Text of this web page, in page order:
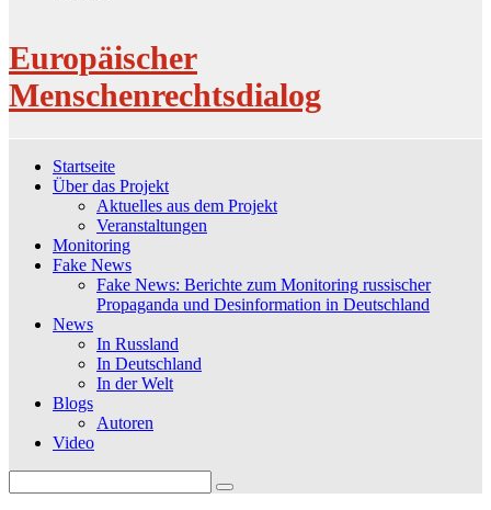
Europäischer
Menschenrechtsdialog
Startseite
Über das Projekt
Aktuelles aus dem Projekt
Veranstaltungen
Monitoring
Fake News
Fake News: Berichte zum Monitoring russischer
Propaganda und Desinformation in Deutschland
News
In Russland
In Deutschland
In der Welt
Blogs
Autoren
Video
for: